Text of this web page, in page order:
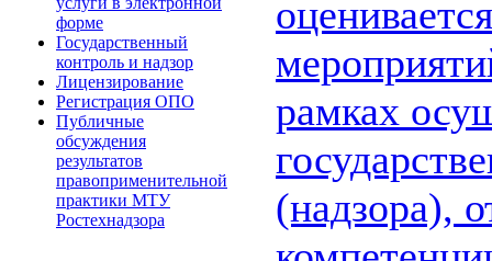
форме
Государственный
контроль и надзор
Лицензирование
Регистрация ОПО
Публичные
обсуждения
результатов
правоприменительной
практики МТУ
Ростехнадзора
рамках
(надзора),